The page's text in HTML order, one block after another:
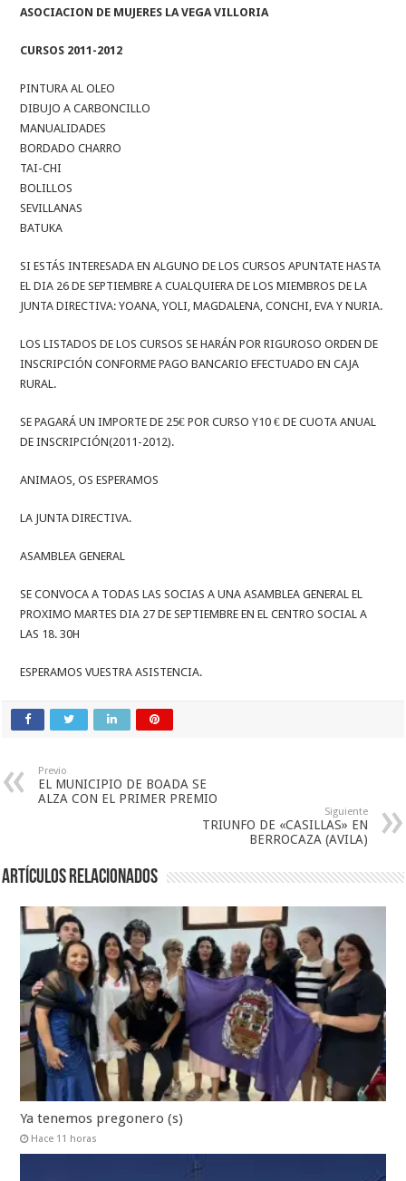
ASOCIACION DE MUJERES LA VEGA VILLORIA
CURSOS 2011-2012
PINTURA AL OLEO
DIBUJO A CARBONCILLO
MANUALIDADES
BORDADO CHARRO
TAI-CHI
BOLILLOS
SEVILLANAS
BATUKA
SI ESTÁS INTERESADA EN ALGUNO DE LOS CURSOS APUNTATE HASTA
EL DIA 26 DE SEPTIEMBRE A CUALQUIERA DE LOS MIEMBROS DE LA
JUNTA DIRECTIVA: YOANA, YOLI, MAGDALENA, CONCHI, EVA Y NURIA.
LOS LISTADOS DE LOS CURSOS SE HARÁN POR RIGUROSO ORDEN DE
INSCRIPCIÓN CONFORME PAGO BANCARIO EFECTUADO EN CAJA
RURAL.
SE PAGARÁ UN IMPORTE DE 25€ POR CURSO Y10 € DE CUOTA ANUAL
DE INSCRIPCIÓN(2011-2012).
ANIMAOS, OS ESPERAMOS
LA JUNTA DIRECTIVA.
ASAMBLEA GENERAL
SE CONVOCA A TODAS LAS SOCIAS A UNA ASAMBLEA GENERAL EL
PROXIMO MARTES DIA 27 DE SEPTIEMBRE EN EL CENTRO SOCIAL A
LAS 18. 30H
ESPERAMOS VUESTRA ASISTENCIA.
Previo
EL MUNICIPIO DE BOADA SE
ALZA CON EL PRIMER PREMIO
Siguiente
TRIUNFO DE «CASILLAS» EN
BERROCAZA (AVILA)
Artículos relacionados
Ya tenemos pregonero (s)
Hace 11 horas